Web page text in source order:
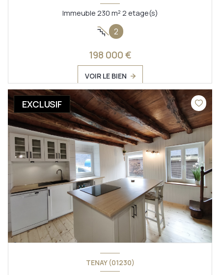
Immeuble 230 m² 2 etage(s)
2
198 000 €
VOIR LE BIEN
EXCLUSIF
TENAY (01230)